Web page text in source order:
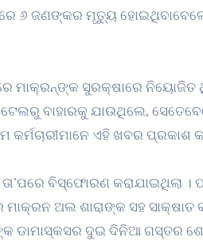
୬ ଜଣଙ୍କର ମୃତ୍ୟୁ
ମାକ୍ରନ୍‌ଙ୍କ ସୁରକ୍ଷାରେ ନିୟୋଜିତ
ବାହାରକୁ ଯାଉଥିଲେ,
ଏହି ଖବର ପ୍ରକାଶ
ତା’ପରେ ବିସ୍ଫୋରଣ କରାଯାଇଥିଲା
ଅଲ ଶାରାଙ୍କ ସହ ସାକ୍ଷାତ
ଡାମାସ୍କସର ଦୁଇ ଦିନିଆ ଗସ୍ତର